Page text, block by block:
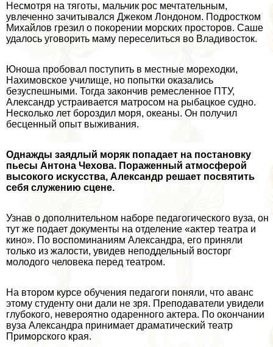
Несмотря на тяготы, мальчик рос мечтательным,
увлеченно зачитывался Джеком Лондоном. Подростком
Михайлов грезил о покорении морских просторов. Саше
удалось уговорить маму переселиться во Владивосток.
Юноша пробовал поступить в местные мореходки,
Нахимовское училище, но попытки оказались
безуспешными. Тогда закончив ремесленное ПТУ,
Александр устраивается матросом на рыбацкое судно.
Несколько лет бороздил моря, океаны. Он получил
бесценный опыт выживания.
Однажды заядлый моряк попадает на постановку
пьесы Антона Чехова. Пораженный атмосферой
высокого искусства, Александр решает посвятить
себя служению сцене.
Узнав о дополнительном наборе педагогического вуза, он
тут же подает документы на отделение «актер театра и
кино». По воспоминаниям Александра, его приняли
только из жалости, увидев неподдельный восторг
молодого человека перед театром.
На втором курсе обучения педагоги поняли, что аванс
этому студенту они дали не зря. Преподаватели увидели
глубокого, невероятно одаренного актера. По окончании
вуза Александра принимает драматический театр
Приморского края.